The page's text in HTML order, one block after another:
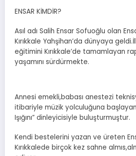
ENSAR KİMDİR?
Asıl adı Salih Ensar Sofuoğlu olan
Kırıkkale Yahşihan’da dünyaya
eğitimini Kırıkkale’de tamamlayan
yaşamını sürdürmekte.
Annesi emekli,babası anestezi
itibariyle müzik yolculuğuna
Işığını” dinleyicisiyle buluşturmuştur.
Kendi bestelerini yazan ve üreten
Kırıkkalede birçok kez sahne